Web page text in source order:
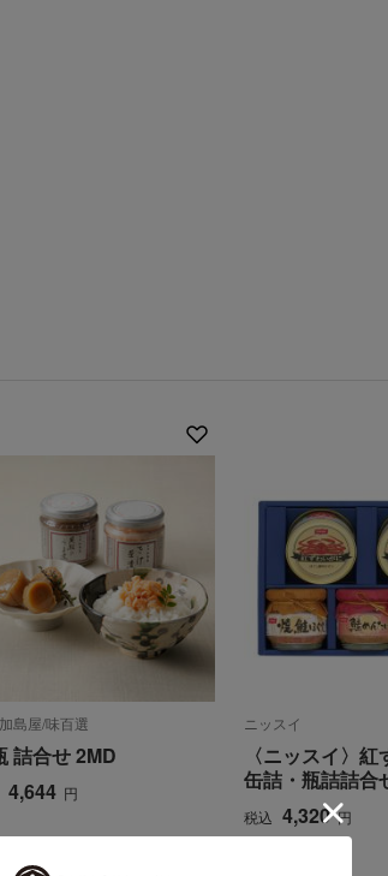
島屋/味百選
詰合せ 2MD
4,644 円
ニッスイ
〈ニッスイ〉
缶詰・瓶詰詰合
税込 4,320 円